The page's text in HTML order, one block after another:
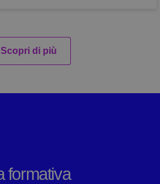
Scopri di più
formativa